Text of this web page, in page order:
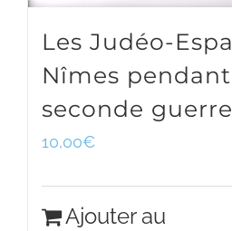
Les Judéo-
Nîmes
seconde
10,00€
Ajouter au